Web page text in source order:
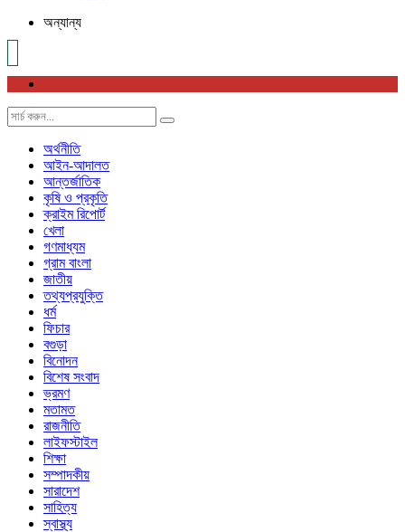
অন্যান্য
অর্থনীতি
আইন-আদালত
আন্তর্জাতিক
কৃষি ও প্রকৃতি
ক্রাইম রিপোর্ট
খেলা
গণমাধ্যম
গ্রাম বাংলা
জাতীয়
তথ্যপ্রযুক্তি
ধর্ম
ফিচার
বগুড়া
বিনোদন
বিশেষ সংবাদ
ভ্রমণ
মতামত
রাজনীতি
লাইফস্টাইল
শিক্ষা
সম্পাদকীয়
সারাদেশ
সাহিত্য
স্বাস্থ্য